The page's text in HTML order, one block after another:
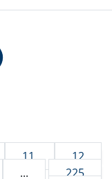
11
12
... 225